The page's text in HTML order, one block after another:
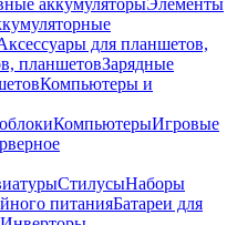
аккумуляторыЭлементы
для планшетов,
планшетовЗарядные
Компьютеры и
КомпьютерыИгровые
СтилусыНаборы
питанияБатареи для